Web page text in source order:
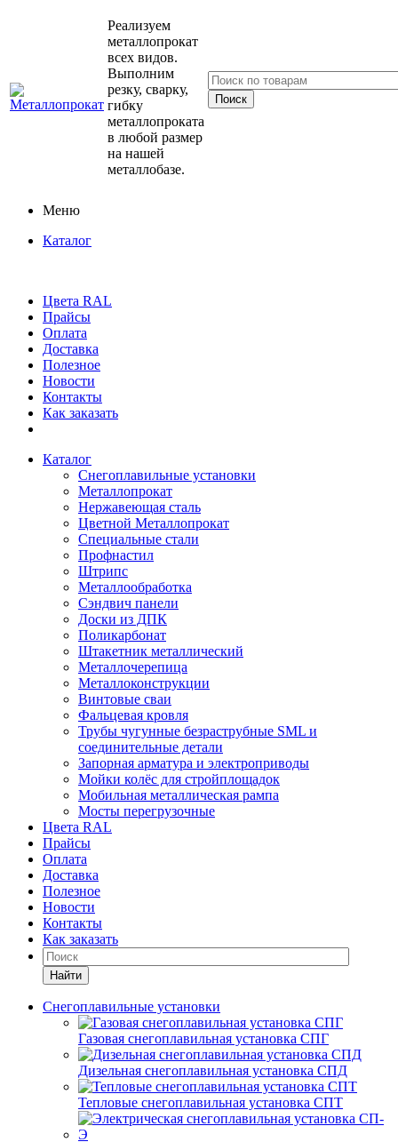
Реализуем
металлопрокат
всех видов.
Выполним
резку, сварку,
гибку
металлопроката
в любой размер
на нашей
металлобазе.
Меню
Каталог
Цвета RAL
Прайсы
Оплата
Доставка
Полезное
Новости
Контакты
Как заказать
Каталог
Снегоплавильные установки
Металлопрокат
Нержавеющая сталь
Цветной Металлопрокат
Специальные стали
Профнастил
Штрипс
Металлообработка
Сэндвич панели
Доски из ДПК
Поликарбонат
Штакетник металлический
Металлочерепица
Металлоконструкции
Винтовые сваи
Фальцевая кровля
Трубы чугунные безраструбные SML и
соединительные детали
Запорная арматура и электроприводы
Мойки колёс для стройплощадок
Мобильная металлическая рампа
Мосты перегрузочные
Цвета RAL
Прайсы
Оплата
Доставка
Полезное
Новости
Контакты
Как заказать
Найти
Снегоплавильные установки
Газовая снегоплавильная установка СПГ
Дизельная снегоплавильная установка СПД
Тепловые снегоплавильная установка СПТ